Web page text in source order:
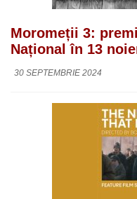
Moromeții 3:
Național în 13
30 SEPTEMBRIE 2024